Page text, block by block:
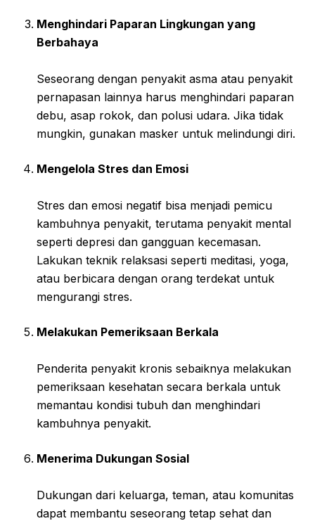
Menghindari Paparan Lingkungan yang
Berbahaya
Seseorang dengan penyakit asma atau penyakit
pernapasan lainnya harus menghindari paparan
debu, asap rokok, dan polusi udara. Jika tidak
mungkin, gunakan masker untuk melindungi diri.
Mengelola Stres dan Emosi
Stres dan emosi negatif bisa menjadi pemicu
kambuhnya penyakit, terutama penyakit mental
seperti depresi dan gangguan kecemasan.
Lakukan teknik relaksasi seperti meditasi, yoga,
atau berbicara dengan orang terdekat untuk
mengurangi stres.
Melakukan Pemeriksaan Berkala
Penderita penyakit kronis sebaiknya melakukan
pemeriksaan kesehatan secara berkala untuk
memantau kondisi tubuh dan menghindari
kambuhnya penyakit.
Menerima Dukungan Sosial
Dukungan dari keluarga, teman, atau komunitas
dapat membantu seseorang tetap sehat dan